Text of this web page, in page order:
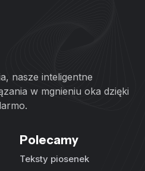
nasze inteligentne
w mgnieniu oka dzięki
Polecamy
Teksty piosenek